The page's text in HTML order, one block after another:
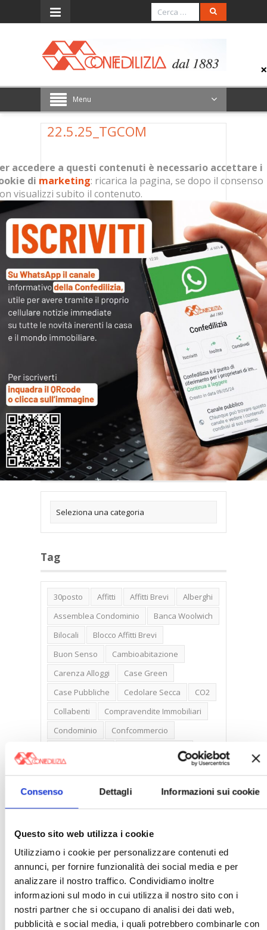
Consenso Dettagli Informazioni sui cookie
Questo sito web utilizza i cookie
Utilizziamo i cookie per personalizzare contenuti ed
annunci, per fornire funzionalità dei social media e per
analizzare il nostro traffico. Condividiamo inoltre
informazioni sul modo in cui utilizza il nostro sito con i
nostri partner che si occupano di analisi dei dati web,
pubblicità e social media, i quali potrebbero combinarle con
Menu
22.5.25_TGCOM
Per accedere a questi contenuti è
necessario accettare i cookie dimarketing
ricarica la pagina, se dopo il consenso non
visualizzi subito il contenuto.
Articoli collegati
Archivi
Categorie
Tag
30posto Affitti Affitti Brevi
Alberghi
Assemblea Condominio
Banca Woolwich
Bilocali
Blocco Affitti Brevi
Buon Senso
Cambioabitazione
Carenza Alloggi
Case Green
Case Pubbliche
Cedolare Secca
CO2
Collabenti
Compravendite Immobiliari
Condominio
Confcommercio
Detrazioni Edilizie
Firenze
Gabetti Spa
Green Deal
Green Party
Ideologia Green
Irregolarità Formali
Prima Casa
Proprietari Casa
Rendite Catastali
Rivoluzioneliberale
Sunia
Trasferimenti
Treviso
accedere a questi contenuti è necessario accettare i
di marketing: ricarica la pagina, se dopo il consenso
visualizzi subito il contenuto.